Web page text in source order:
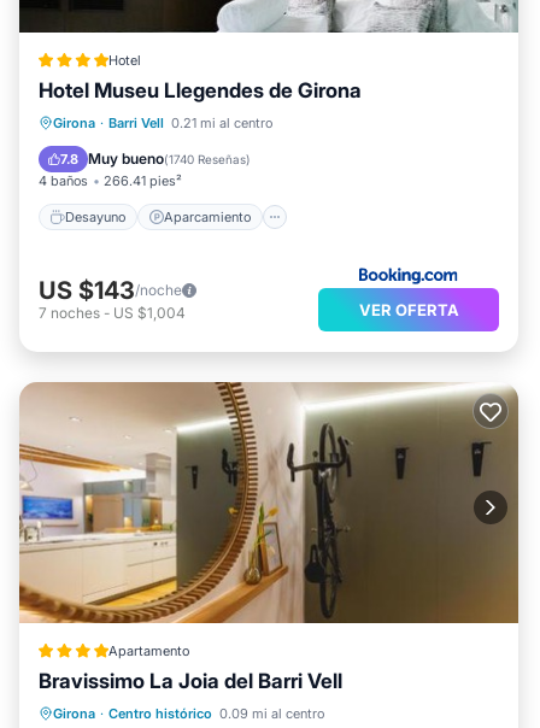
Hotel
Hotel Museu Llegendes de Girona
Girona · Barri Vell 0.21 mi al centro
7.8 Muy bueno(1740 Reseñas)
4 baños 266.41 pies²
Desayuno Aparcamiento
Desayuno
Aparcamiento
Balcón/Terraza
US $143/noche
7 noches - US $1,004 VER OFERTA
Apartamento
Bravissimo La Joia del Barri Vell
Girona · Centro histórico 0.09 mi al centro
Aire acondicionado
Internet